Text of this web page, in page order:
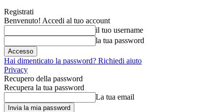
Registrati
Benvenuto! Accedi al tuo account
il tuo username
la tua password
Hai dimenticato la password? Richiedi aiuto
Privacy
Recupero della password
Recupera la tua password
La tua email